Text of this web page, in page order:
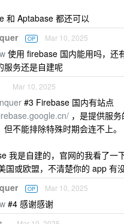
和 Aptabase 都还可以
OP Mar 10, 2025
使用 firebase 国内能用吗，还
服务还是自建呢
Mar 10, 2025
#3 Firebase 国内有站点
，是提供服
但不能排除特殊时期会连不上。
我是自建的，官网的我看了一
国或欧盟，不清楚你的 app 有
OP Mar 10, 2025
#4 感谢感谢